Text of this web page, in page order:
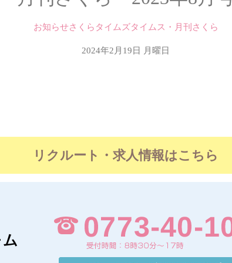
お知らせさくらタイムズタイムス・月刊さくら
2024年2月19日 月曜日
リクルート・求人情報はこちら